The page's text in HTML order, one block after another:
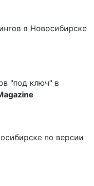
в Новосибирске
"под ключ" в
по версии